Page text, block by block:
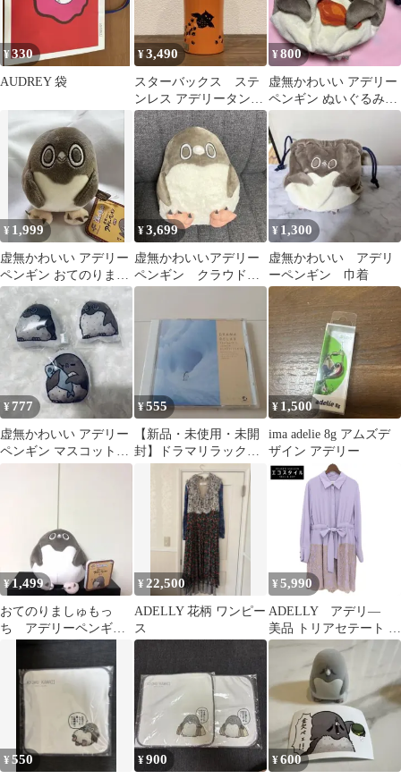
デリーペンギン
¥330
AUDREY 袋
¥3,490
スターバックス ステ
ンレス アデリータンブ
ラーアウル ハロウィン
限定 360ml
¥800
虚無かわいい アデリー
ペンギン ぬいぐるみ巾
着
¥ 1,999
虚無かわいい アデリー
ペンギン おてのりまし
ゅもっち ぬいぐるみ
¥3,699
虚無かわいいアデリー
ペンギン クラウドフ
ァンディング ぬいぐ
¥ 1,300
虚無かわいい アデリ
ーペンギン 巾着
¥777
虚無かわいい アデリー
ペンギン マスコットぬ
¥555
【新品・未使用・未開
封】ドラマリラック
ス アデリーペンギン
¥ 1,500
ima adelie 8g アムズデ
ザイン アデリー
¥1,499
おてのりましゅもっ
ち アデリーペンギン
¥ 22,500
ADELLY 花柄 ワンピー
ス
¥ 5,990
ADELLY アデリ―
美品 トリアセテート シ
ャツスタイル オールイ
ンワン レディース ライ
トパープル ADL10-
391 ―
¥550 ¥900 ¥600